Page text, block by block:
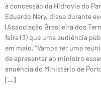
à concessão da Hidrovia do
Eduardo Nery, disse durante
(Associação Brasileira dos
feira (3) que uma audiência
em maio. “Vamos ter uma
de apresentar ao ministro
anuência do Ministério de
[…]